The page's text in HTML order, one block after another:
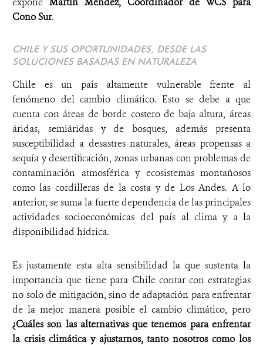
Cono Sur.
CHILE Y SUS OPORTUNIDADES, DESDE LAS
SOLUCIONES BASADAS EN NATURALEZA
Chile es un país altamente vulnerable frente al
fenómeno del cambio climático. Esto se debe a que
cuenta con áreas de borde costero de baja altura, áreas
áridas, semiáridas y de bosques, además presenta
susceptibilidad a desastres naturales, áreas propensas a
sequía y desertificación, zonas urbanas con problemas de
contaminación atmosférica y ecosistemas montañosos
como las cordilleras de la costa y de Los Andes. A lo
anterior, se suma la fuerte dependencia de las principales
actividades socioeconómicas del país al clima y a la
disponibilidad hídrica.
Es justamente esta alta sensibilidad la que sustenta la
importancia que tiene para Chile contar con estrategias
no solo de mitigación, sino de adaptación para enfrentar
de la mejor manera posible el cambio climático, pero
¿Cuáles son las alternativas que tenemos para enfrentar
la crisis climática y ajustarnos, tanto nosotros como los